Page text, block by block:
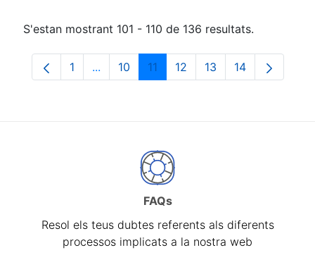
S'estan mostrant 101 - 110 de 136 resultats.
Pàgina
1 ...Pàgines intermèdies Utilitzeu TAB per
Pàgina
10 Pàgina
11 Pàgina
12 Pàgina
13 Pàgina
14
FAQs
Resol els teus dubtes referents als diferents
processos implicats a la nostra web